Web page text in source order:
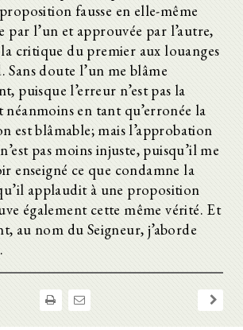
fausse en elle-même
par l’un et approuvée par l’autre,
critique du premier aux louanges
Sans doute l’un me blâme
puisque l’erreur n’est pas la
néanmoins en tant qu’erronée la
est blâmable; mais l’approbation
pas moins injuste, puisqu’il me
enseigné ce que condamne la
applaudit à une proposition
également cette même vérité. Et
au nom du Seigneur, j’aborde